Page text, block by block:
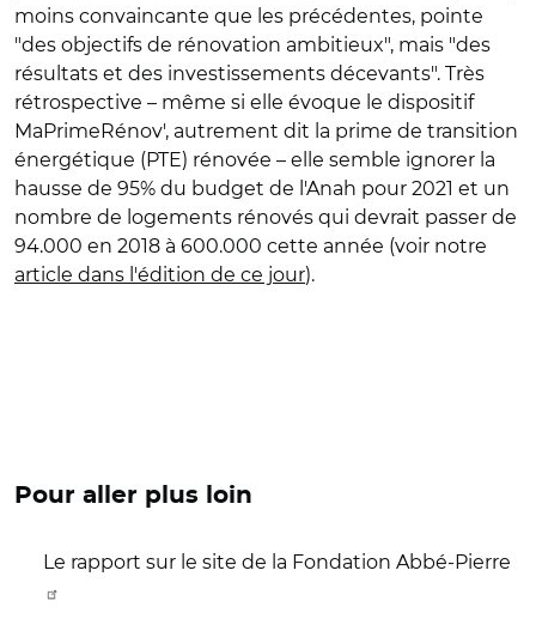
moins convaincante que les précédentes, pointe
"des objectifs de rénovation ambitieux", mais "des
résultats et des investissements décevants". Très
rétrospective – même si elle évoque le dispositif
MaPrimeRénov', autrement dit la prime de transition
énergétique (PTE) rénovée – elle semble ignorer la
hausse de 95% du budget de l'Anah pour 2021 et un
nombre de logements rénovés qui devrait passer de
94.000 en 2018 à 600.000 cette année (voir notre
article dans l'édition de ce jour).
Pour aller plus loin
Le rapport sur le site de la Fondation Abbé-Pierre